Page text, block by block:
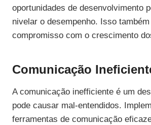
oportunidades de desenvolvimento
nivelar o desempenho. Isso
compromisso com o crescimento
Comunicação
A comunicação inefficiente é um
pode causar mal-entendidos.
ferramentas de comunicação